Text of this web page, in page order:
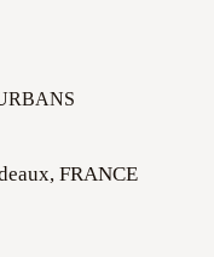
FRANCE